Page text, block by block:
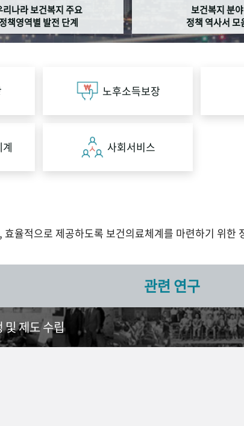
리나라 보건복지 주요
책영역별 발전 단계
보건복지 분야
정책 역사서 모
노후소득보장
사회서비스
율적으로 제공하도록 보건의료체계를 마련하기 위한
관련 연구
및 제도 수립